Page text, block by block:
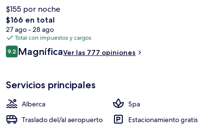
aromaterapia o una sesión de terapia ayurvédica. Uno de sus 2
restaurantes es Elements Restaurant, que sirve cocina tailandesa y
está abierto para el desayuno, la comida y la cena. Otros servicios y
amenidades a destacar de este hotel de lujo son su terraza en la
azotea, su club infantil gratis y su bar junto a la alberca. Otros
visitantes hablan maravillas de las amenidades y características como
el personal amable.
$155 por noche
El
precio
total
es
de
$166 en total
27 ago - 28 ago
Total con impuestos y cargos
Opiniones
9.29.2 de 10,
MagníficaVer las 777 opiniones
Servicios principales
Alberca
Spa
Traslado del/al aeropuerto
Estacionamiento gratis